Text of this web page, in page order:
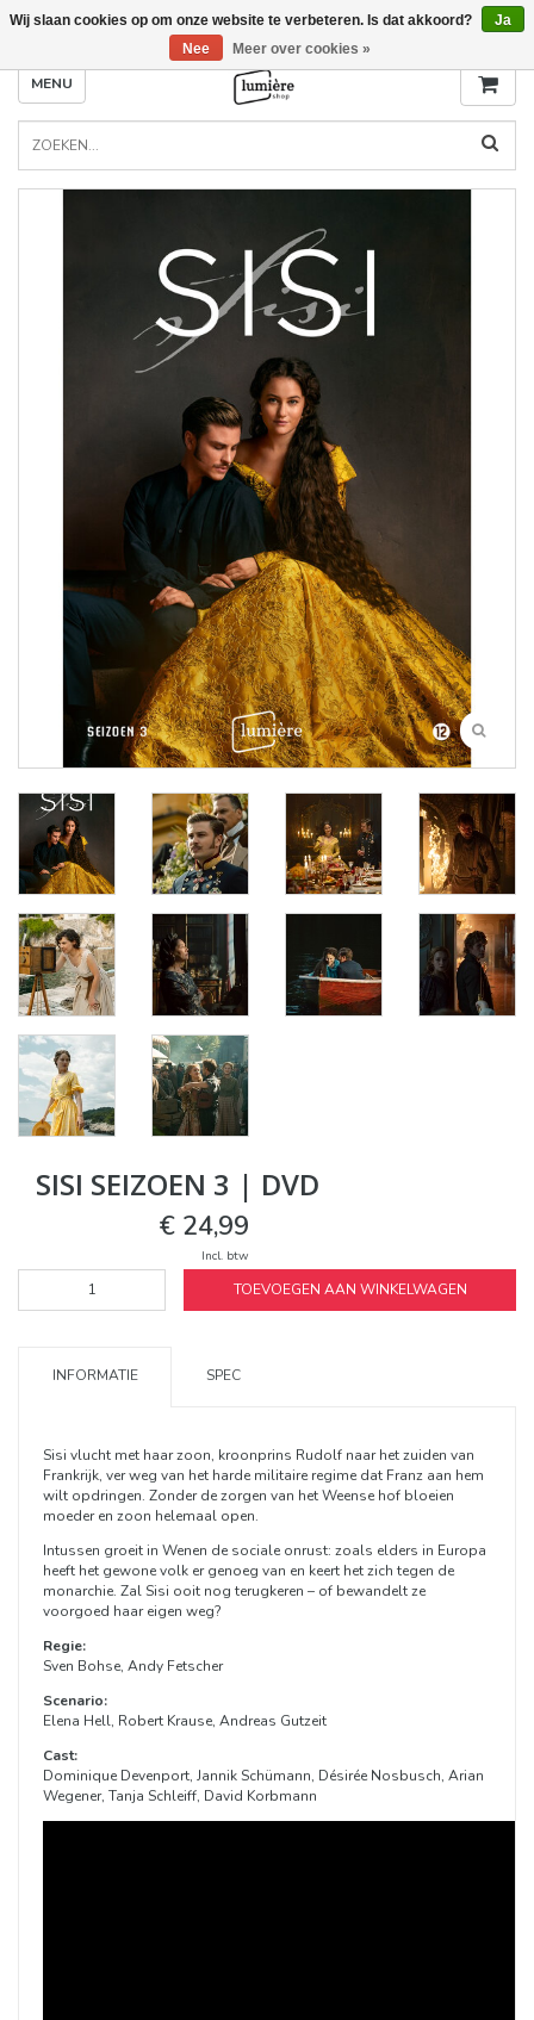
MENU
SISI SEIZOEN 3 | DVD
€ 24,99
Incl. btw
TOEVOEGEN AAN WINKELWAGEN
INFORMATIE SPEC
Sisi vlucht met haar zoon, kroonprins Rudolf naar het zuiden van
Frankrijk, ver weg van het harde militaire regime dat Franz aan hem
wilt opdringen. Zonder de zorgen van het Weense hof bloeien
moeder en zoon helemaal open.
Intussen groeit in Wenen de sociale onrust: zoals elders in Europa
heeft het gewone volk er genoeg van en keert het zich tegen de
monarchie. Zal Sisi ooit nog terugkeren – of bewandelt ze
voorgoed haar eigen weg?
Regie:
Sven Bohse, Andy Fetscher
Scenario:
Elena Hell, Robert Krause, Andreas Gutzeit
Cast:
Dominique Devenport, Jannik Schümann, Désirée Nosbusch, Arian
Wegener, Tanja Schleiff, David Korbmann
Wij slaan cookies op om onze website te verbeteren. Is dat akkoord?
Ja
Nee
Meer over cookies »